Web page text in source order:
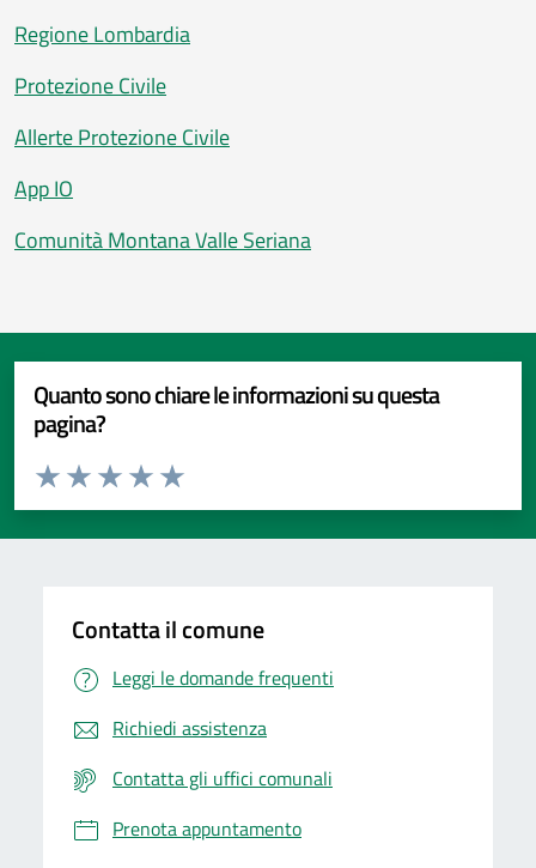
Regione Lombardia
Protezione Civile
Allerte Protezione Civile
App IO
Comunità Montana Valle Seriana
Quanto sono chiare le informazioni su questa
pagina?
Valuta da 1 a 5 stelle la pagina
Contatta il comune
Leggi le domande frequenti
Richiedi assistenza
Contatta gli uffici comunali
Prenota appuntamento